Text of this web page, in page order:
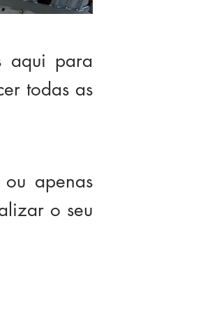
aqui para
todas as
apenas
o seu